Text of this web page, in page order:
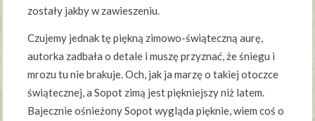
zostały jakby w zawieszeniu.
Czujemy jednak tę piękną zimowo-świąteczną aurę,
autorka zadbała o detale i muszę przyznać, że śniegu i
mrozu tu nie brakuje. Och, jak ja marzę o takiej otoczce
świątecznej, a Sopot zimą jest piękniejszy niż latem.
Bajecznie ośnieżony Sopot wygląda pięknie, wiem coś o